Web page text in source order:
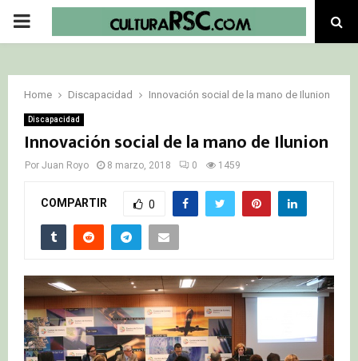
PRIMARY
Home Discapacidad Innovación social de la mano de Ilunion
Discapacidad
Innovación social de la mano de Ilunion
Por Juan Royo 8 marzo, 2018 0 1459
COMPARTIR 0